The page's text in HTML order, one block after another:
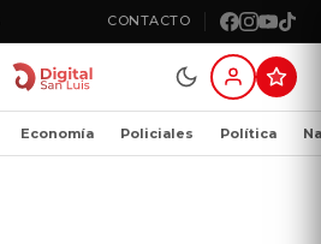
CONTACTO
Economía Policiales Política